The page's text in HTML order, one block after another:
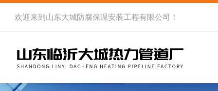
欢迎来到 山东大城防腐保温安装工程有限公司 ！